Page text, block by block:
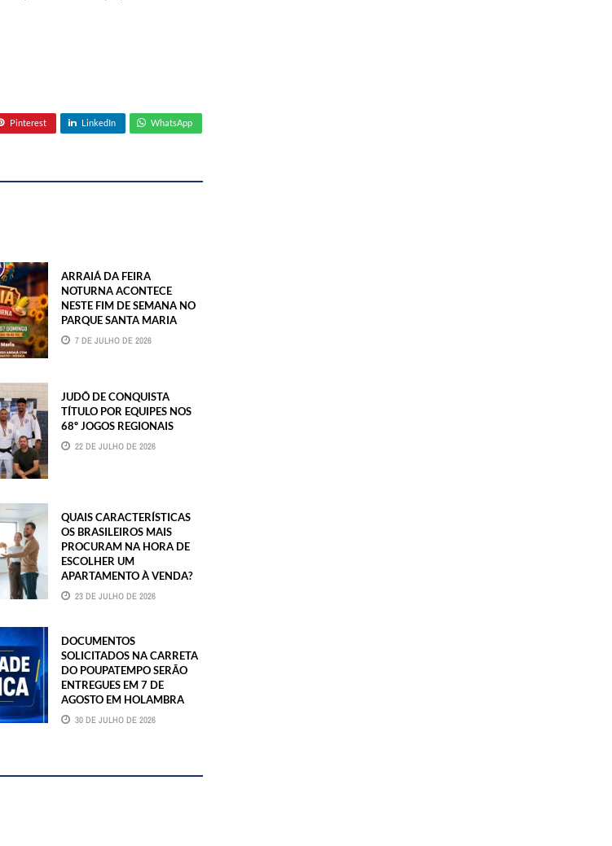
Pinterest LinkedIn WhatsApp
ARRAIÁ DA FEIRA
NOTURNA ACONTECE
NESTE FIM DE SEMANA NO
PARQUE SANTA MARIA
7 DE JULHO DE 2026
JUDÔ DE CONQUISTA
TÍTULO POR EQUIPES NOS
68º JOGOS REGIONAIS
22 DE JULHO DE 2026
QUAIS CARACTERÍSTICAS
OS BRASILEIROS MAIS
PROCURAM NA HORA DE
ESCOLHER UM
APARTAMENTO À VENDA?
23 DE JULHO DE 2026
DOCUMENTOS
SOLICITADOS NA CARRETA
DO POUPATEMPO SERÃO
ENTREGUES EM 7 DE
AGOSTO EM HOLAMBRA
30 DE JULHO DE 2026